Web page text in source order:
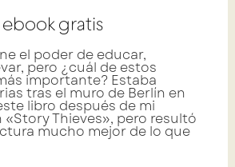
gratis
el poder de educar,
pero ¿cuál de estos
importante? Estaba
tras el muro de Berlín en
libro después de mi
Thieves», pero resultó
mucho mejor de lo que